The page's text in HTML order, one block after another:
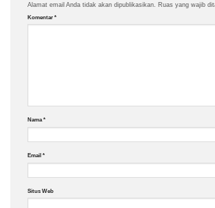
Alamat email Anda tidak akan dipublikasikan. Ruas yang wajib
Komentar *
Nama*
Email *
Situs Web